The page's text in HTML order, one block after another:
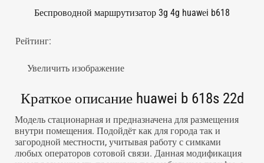
Беспроводной маршрутизатор 3g 4g huawеi b618
Рейтинг:
Увеличить изображение
Краткое описание huawei b 618s 22d
Модель стационарная и предназначена для размещения
внутри помещения. Подойдёт как для города так и
загородной местности, учитывая работу с симками
любых операторов сотовой связи. Данная модификация